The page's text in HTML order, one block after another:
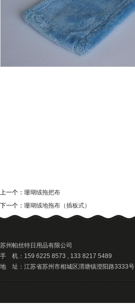
上一个： 珊瑚绒拖把布
下一个： 珊瑚绒地拖布（插板式）
苏州帕丝特日用品有限公司
手 机：159 6225 8573 , 133 8217 5489
地 址：江苏省苏州市相城区渭塘镇澄阳路3333号